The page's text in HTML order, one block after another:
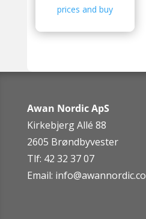
prices and buy
Awan Nordic ApS
Kirkebjerg Allé 88
2605 Brøndbyvester
Tlf: 42 32 37 07
Email: info@awannordic.co